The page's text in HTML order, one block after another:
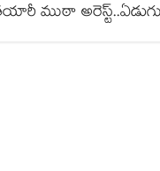
ముఠా